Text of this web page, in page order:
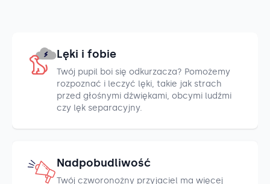
Lęki i fobie
Twój pupil boi się odkurzacza? Pomożemy
rozpoznać i leczyć lęki, takie jak strach
przed głośnymi dźwiękami, obcymi ludźmi
czy lęk separacyjny.
Nadpobudliwość
Twój czworonożny przyjaciel ma więcej